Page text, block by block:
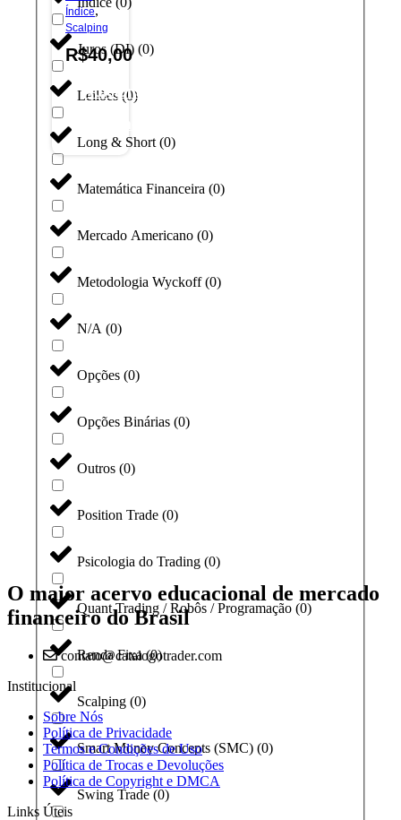
Juros (DI) (0)
Leilões (0)
Long & Short(0)
Matemática Financeira (0)
Mercado Americano (0)
Metodologia Wyckoff(0)
N/A (0)
Opções (0)
Opções Binárias (0)
Outros (0)
Position Trade (0)
Psicologia do Trading (0)
Quant Trading / Robôs / Programação (0)
Renda Fixa(0)
Scalping (0)
Smart Money Concepts (SMC) (0)
Swing Trade (0)
Índice,
Scalping
R$40,00
Adicionar
O maior acervo educacional de mercado
financeiro do Brasil
contato@catalogotrader.com
Institucional
Sobre Nós
Política de Privacidade
Termos e Condições de Uso
Política de Trocas e Devoluções
Política de Copyright e DMCA
Links Úteis